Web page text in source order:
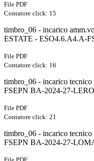
File PDF
Contatore click: 15
timbro_06 - incarico
ESTATE - ESO4.6.A4.A-
File PDF
Contatore click: 16
timbro_06 - incarico
FSEPN BA-2024-27-
File PDF
Contatore click: 21
timbro_06 - incarico
FSEPN BA-2024-27-